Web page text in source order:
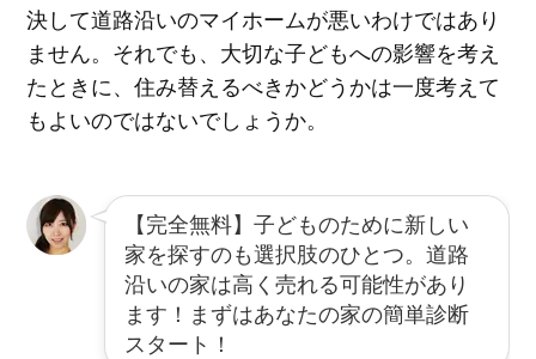
決して道路沿いのマイホームが悪いわけではあり
ません。それでも、大切な子どもへの影響を考え
たときに、住み替えるべきかどうかは一度考えて
もよいのではないでしょうか。
【完全無料】子どものために新しい
家を探すのも選択肢のひとつ。道路
沿いの家は高く売れる可能性があり
ます！まずはあなたの家の簡単診断
スタート！